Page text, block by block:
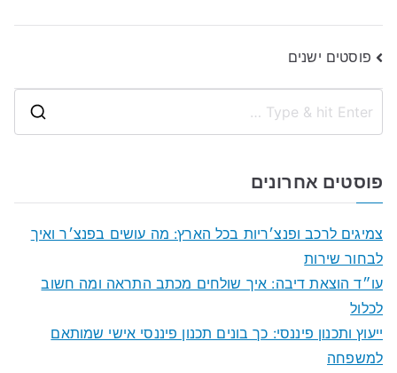
ניווט
פוסטים ישנים
פוסטים אחרונים
צמיגים לרכב ופנצ׳ריות בכל הארץ: מה עושים בפנצ׳ר ואיך
לבחור שירות
עו״ד הוצאת דיבה: איך שולחים מכתב התראה ומה חשוב
לכלול
ייעוץ ותכנון פיננסי: כך בונים תכנון פיננסי אישי שמותאם
למשפחה